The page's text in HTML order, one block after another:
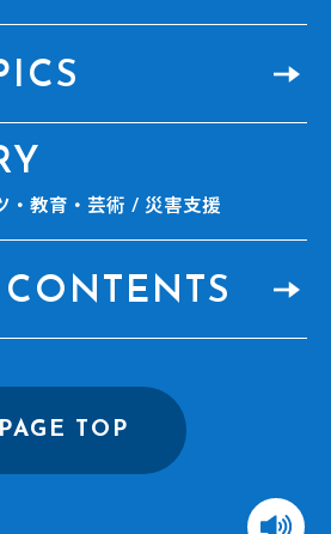
・教育・芸術 災害支援
PAGE TOP